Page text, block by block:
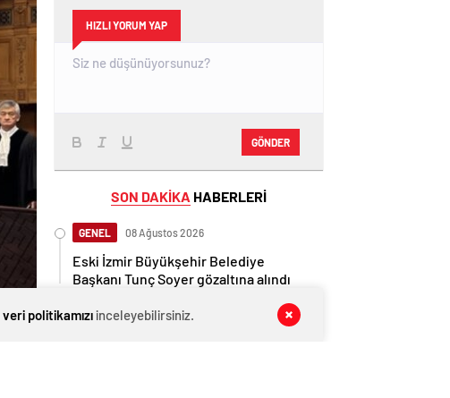
HIZLI YORUM YAP
GÖNDER
SON DAKİKA HABERLERİ
GENEL 08 Ağustos 2026
Eski İzmir Büyükşehir Belediye
Başkanı Tunç Soyer gözaltına alındı
GENEL 08 Ağustos 2026
veri politikamızıinceleyebilirsiniz.